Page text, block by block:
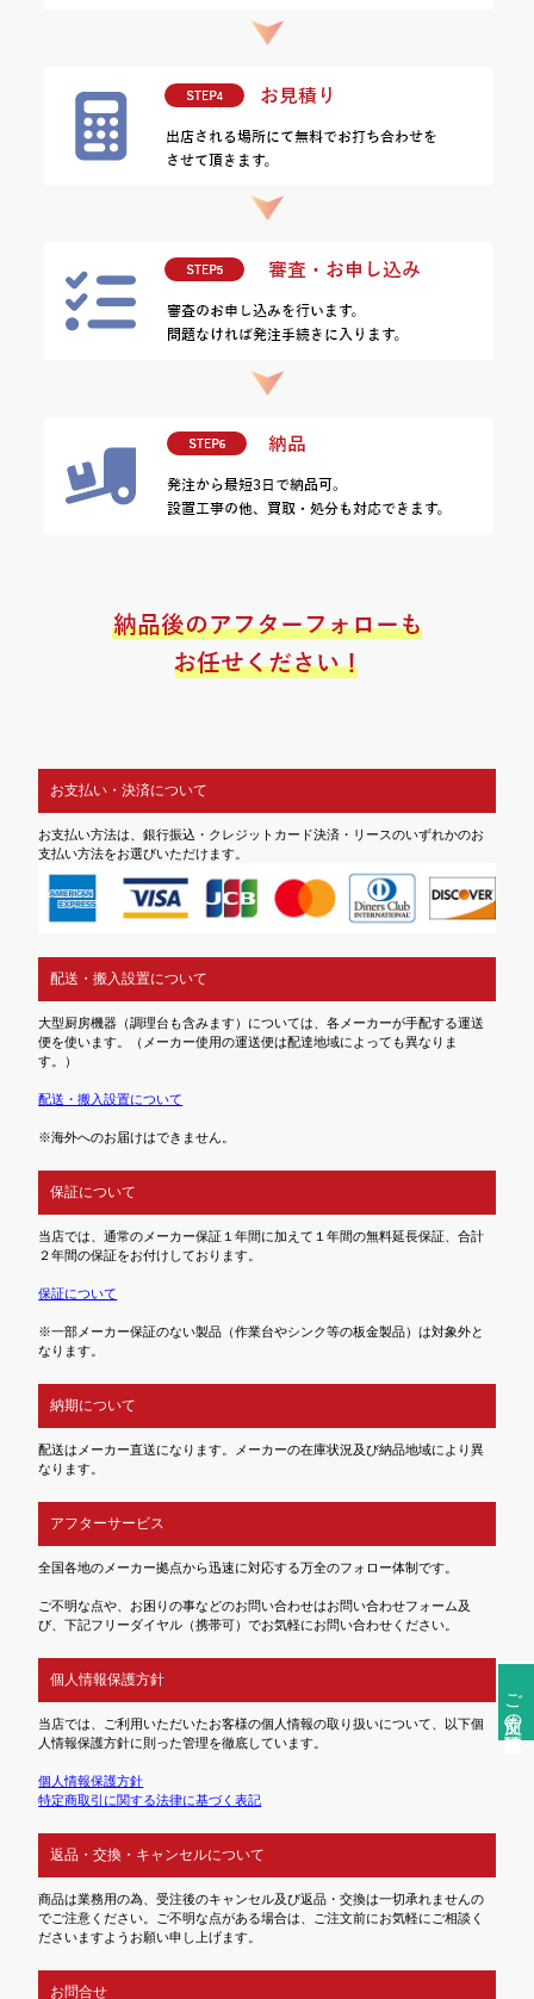
ご注文前の確認事項
お支払い・決済について
お支払い方法は、銀行振込・クレジットカード決済・リースのいずれかのお
支払い方法をお選びいただけます。
配送・搬入設置について
大型厨房機器（調理台も含みます）については、各メーカーが手配する運送
便を使います。（メーカー使用の運送便は配達地域によっても異なりま
す。）
配送・搬入設置について
※海外へのお届けはできません。
保証について
当店では、通常のメーカー保証１年間に加えて１年間の無料延長保証、合計
２年間の保証をお付けしております。
保証について
※一部メーカー保証のない製品（作業台やシンク等の板金製品）は対象外と
なります。
納期について
配送はメーカー直送になります。メーカーの在庫状況及び納品地域により異
なります。
アフターサービス
全国各地のメーカー拠点から迅速に対応する万全のフォロー体制です。
ご不明な点や、お困りの事などのお問い合わせはお問い合わせフォーム及
び、下記フリーダイヤル（携帯可）でお気軽にお問い合わせください。
個人情報保護方針
当店では、ご利用いただいたお客様の個人情報の取り扱いについて、以下個
人情報保護方針に則った管理を徹底しています。
個人情報保護方針
特定商取引に関する法律に基づく表記
返品・交換・キャンセルについて
商品は業務用の為、受注後のキャンセル及び返品・交換は一切承れませんの
でご注意ください。ご不明な点がある場合は、ご注文前にお気軽にご相談く
ださいますようお願い申し上げます。
お問合せ